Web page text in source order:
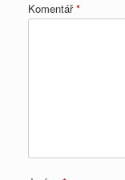
Komentář*